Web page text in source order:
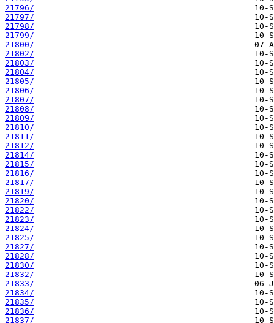
21796/
21797/
21798/
21799/
21800/
21802/
21803/
21804/
21805/
21806/
21807/
21808/
21809/
21810/
21811/
21812/
21814/
21815/
21816/
21817/
21819/
21820/
21822/
21823/
21824/
21825/
21827/
21828/
21830/
21832/
21833/
21834/
21835/
21836/
21837/